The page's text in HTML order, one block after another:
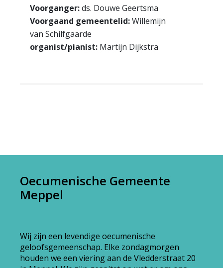
Voorganger:ds. Douwe Geertsma
Voorgaand gemeentelid:Willemijn
van Schilfgaarde
organist/pianist: Martijn Dijkstra
Oecumenische Gemeente
Meppel
Wij zijn een levendige oecumenische
geloofsgemeenschap. Elke zondagmorgen
houden we een viering aan de Vledderstraat 20